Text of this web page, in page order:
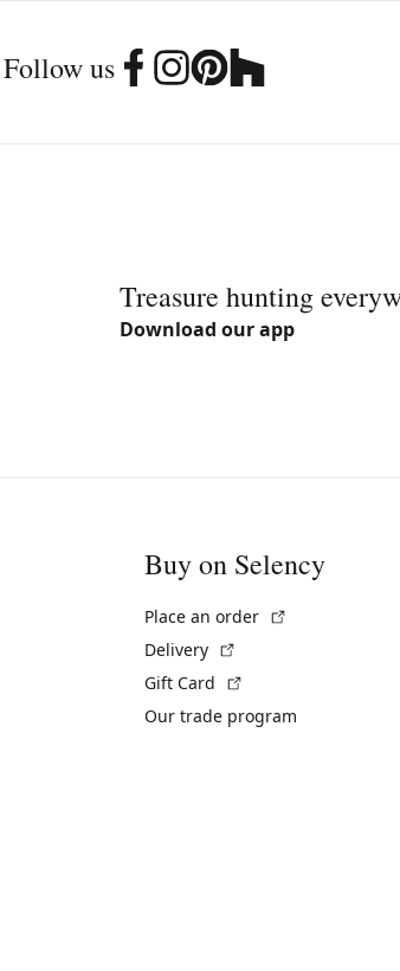
Follow us
Treasure hunting
Download our app
Buy on Selency
Place an order
Delivery
Gift Card
Our trade program